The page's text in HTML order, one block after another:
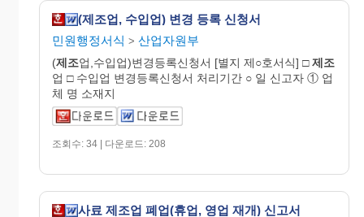
(제조업, 수입업) 변경 등록 신청서
민원행정서식 > 산업자원부
(제조업,수입업)변경등록신청서 [별지 제○호서식] □제조
업 □ 수입업 변경등록신청서 처리기간 ○ 일 신고자 ① 업
체 명 소재지
조회수: 34 | 다운로드: 208
사료 제조업 폐업(휴업, 영업 재개) 신고서